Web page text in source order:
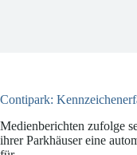
Contipark:
Medienberichten zufolge
ihrer Parkhäuser eine